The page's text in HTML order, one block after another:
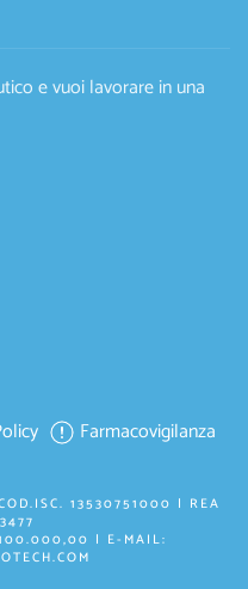
e vuoi lavorare in una
Farmacovigilanza
13530751000 | REA
| E-MAIL: